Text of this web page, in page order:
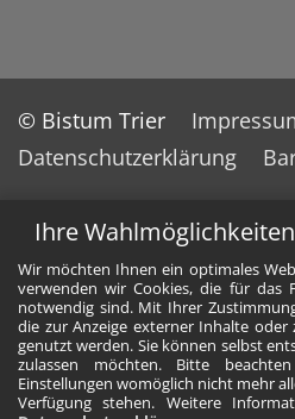
Ihre
Wir möchten Ihnen ein optimales
verwenden wir Cookies, die für das
notwendig sind. Mit Ihrer
die zur Anzeige externer Inhalte oder
genutzt werden. Sie können selbst
zulassen möchten. Bitte
Einstellungen womöglich nicht mehr
Verfügung stehen. Weitere
© Bistum Trier
Datenschutzerklärung